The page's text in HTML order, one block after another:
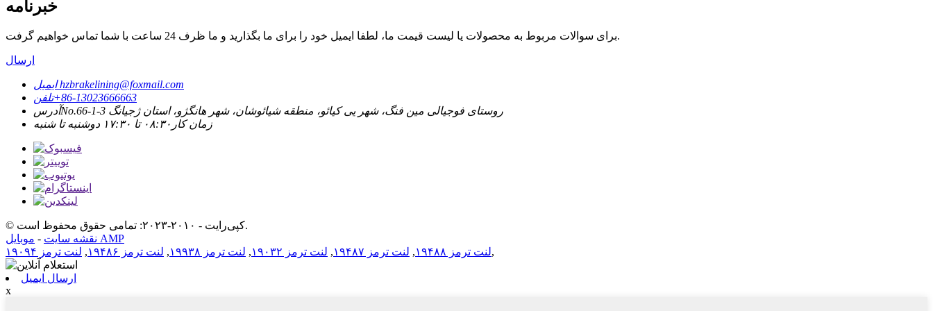
خبرنامه
برای سوالات مربوط به محصولات یا لیست قیمت ما، لطفا ایمیل خود را برای ما بگذارید و ما ظرف 24 ساعت با شما تماس خواهیم گرفت.
ارسال
ایمیل hzbrakelining@foxmail.com
تلفن‎+86-13023666663‎
آدرس
No.66-1-3 روستای فوجیالی مین فنگ، شهر یی کیائو، منطقه شیائوشان، شهر هانگژو، استان ژجیانگ
زمان کار ۰۸:۳۰ تا ۱۷:۳۰ دوشنبه تا شنبه
© کپی‌رایت - ۲۰۱۰-۲۰۲۳: تمامی حقوق محفوظ است.
نقشه سایت -
موبایل AMP
لنت ترمز ۱۹۴۸۸
, لنت ترمز ۱۹۴۸۷ , لنت ترمز ۱۹۰۳۲ , لنت ترمز ۱۹۹۳۸ , لنت ترمز ۱۹۴۸۶ , لنت ترمز ۱۹۰۹۴ ,
ارسال ایمیل
x